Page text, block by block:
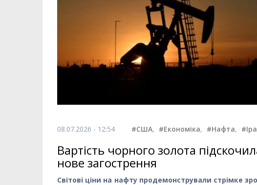
08.07.2026 - 12:54 #США, #Економіка, #Нафта,
Вартість чорного золота
нове загострення
Світові ціни на нафту продемонстрували стрімке